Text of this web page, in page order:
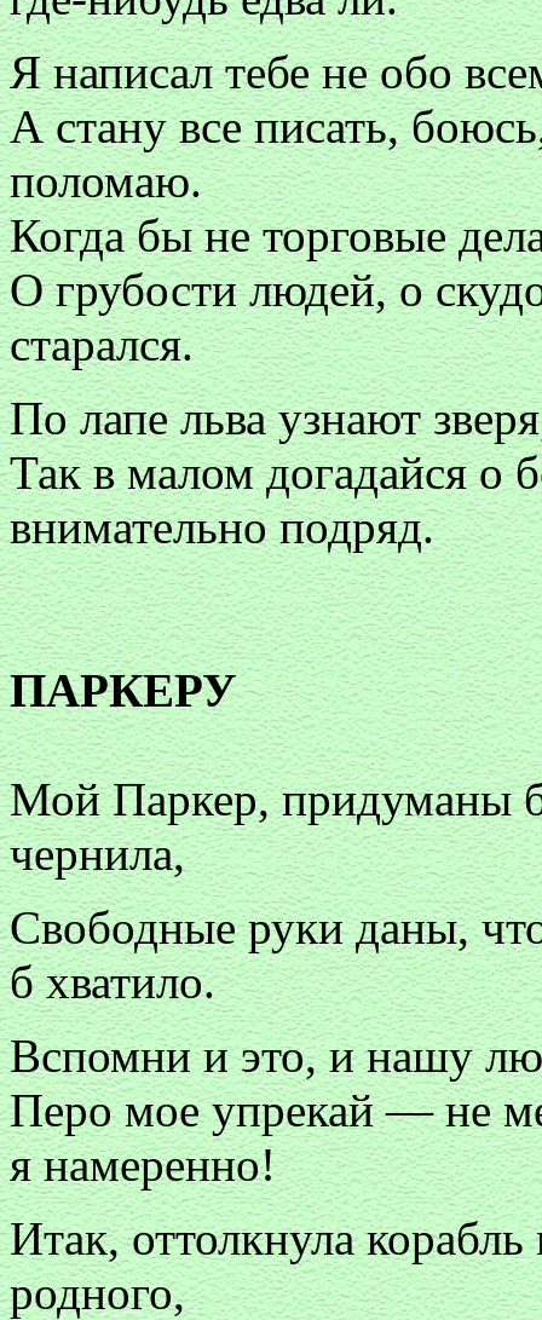
Я написал тебе не обо
А стану все писать,
поломаю.
Когда бы не торговые
О грубости людей, о
старался.
По лапе льва узнают
Так в малом догадайся о
внимательно подряд.
ПАРКЕРУ
Мой Паркер, придуманы
чернила,
Свободные руки даны,
б хватило.
Вспомни и это, и нашу
Перо мое упрекай — не
я намеренно!
Итак, оттолкнула
родного,